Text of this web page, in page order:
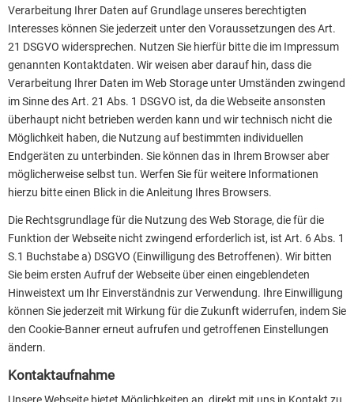
Verarbeitung Ihrer Daten auf Grundlage unseres berechtigten
Interesses können Sie jederzeit unter den Voraussetzungen des Art.
21 DSGVO widersprechen. Nutzen Sie hierfür bitte die im Impressum
genannten Kontaktdaten. Wir weisen aber darauf hin, dass die
Verarbeitung Ihrer Daten im Web Storage unter Umständen zwingend
im Sinne des Art. 21 Abs. 1 DSGVO ist, da die Webseite ansonsten
überhaupt nicht betrieben werden kann und wir technisch nicht die
Möglichkeit haben, die Nutzung auf bestimmten individuellen
Endgeräten zu unterbinden. Sie können das in Ihrem Browser aber
möglicherweise selbst tun. Werfen Sie für weitere Informationen
hierzu bitte einen Blick in die Anleitung Ihres Browsers.
Die Rechtsgrundlage für die Nutzung des Web Storage, die für die
Funktion der Webseite nicht zwingend erforderlich ist, ist Art. 6 Abs. 1
S.1 Buchstabe a) DSGVO (Einwilligung des Betroffenen). Wir bitten
Sie beim ersten Aufruf der Webseite über einen eingeblendeten
Hinweistext um Ihr Einverständnis zur Verwendung. Ihre Einwilligung
können Sie jederzeit mit Wirkung für die Zukunft widerrufen, indem Sie
den Cookie-Banner erneut aufrufen und getroffenen Einstellungen
ändern.
Kontaktaufnahme